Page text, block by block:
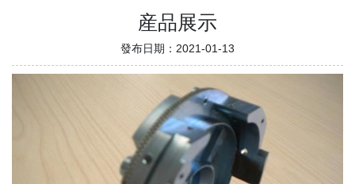
産品展示
發布日期：2021-01-13